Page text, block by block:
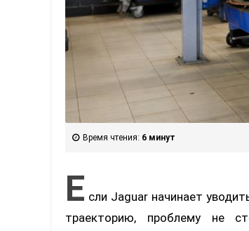
Время чтения: 6 минут
Е сли Jaguar начинает
траекторию, проблему не